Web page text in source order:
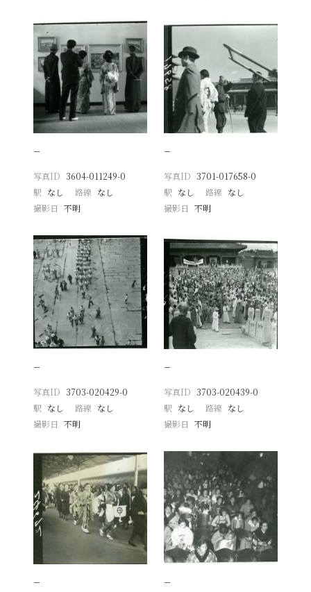
−
写真ID 3604-011249-0
駅 なし 路線 なし
撮影日
不明
−
写真ID 3701-017658-0
駅 なし 路線 なし
撮影日 不明
−
写真ID 3703-020429-0
駅 なし 路線 なし
撮影日
不明
−
写真ID 3703-020439-0
駅 なし 路線 なし
撮影日 不明
− −